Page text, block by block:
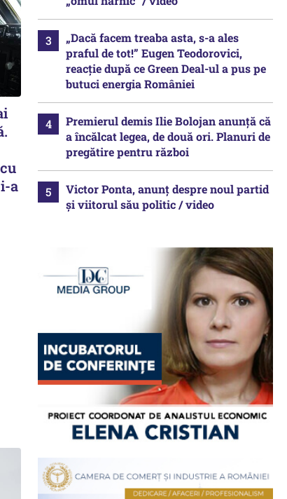
a
„Dacă facem treaba asta, s-a ales
praful de tot!” Eugen Teodorovici,
reacție după ce Green Deal-ul a pus pe
butuci energia României
Premierul demis Ilie Bolojan anunță că
a încălcat legea, de două ori. Planuri de
pregătire pentru război
Victor Ponta, anunț despre noul partid
și viitorul său politic / video